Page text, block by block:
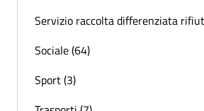
Servizio raccolta differenziata
Sociale (64)
Sport (3)